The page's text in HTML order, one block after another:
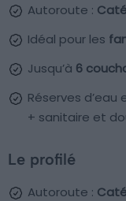
Autoroute :
Idéal pour les
Jusqu’à 6
Réserves
+ sanitaire et
Le profilé
Autoroute :